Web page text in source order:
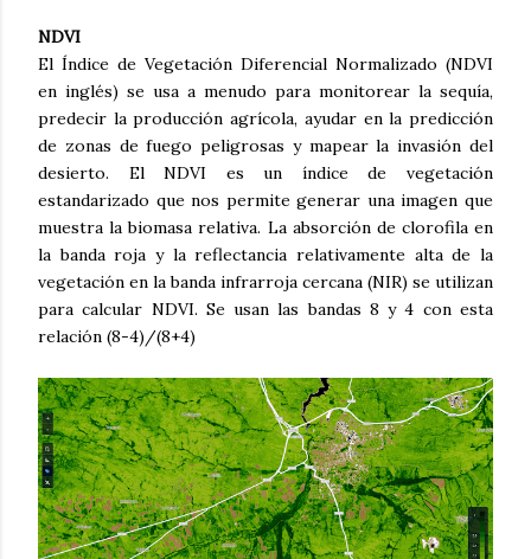
NDVI
El Índice de Vegetación Diferencial Normalizado (NDVI
en inglés) se usa a menudo para monitorear la sequía,
predecir la producción agrícola, ayudar en la predicción
de zonas de fuego peligrosas y mapear la invasión del
desierto. El NDVI es un índice de vegetación
estandarizado que nos permite generar una imagen que
muestra la biomasa relativa. La absorción de clorofila en
la banda roja y la reflectancia relativamente alta de la
vegetación en la banda infrarroja cercana (NIR) se utilizan
para calcular NDVI. Se usan las bandas 8 y 4 con esta
relación (8-4)/(8+4)